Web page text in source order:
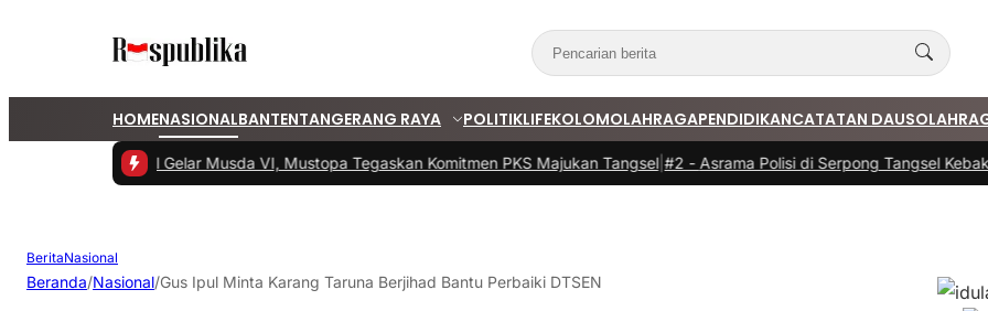
HOMENASIONALBANTENTANGERANG RAYA POLITIKLIFEKOLOMOLAHRAGAPENDIDIKANCATATAN DAUS
PKS Tangsel Gelar Musda VI, Mustopa Tegaskan Komitmen PKS Majukan Tangsel|#2 -Asrama Polisi di Serpong Tangsel
BeritaNasional
Beranda/Nasional/Gus Ipul Minta Karang Taruna Berjihad Bantu Perbaiki DTSEN